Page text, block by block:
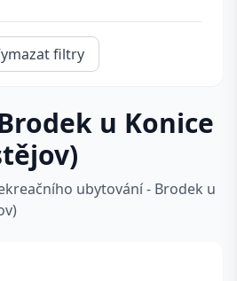
filtry
u Konice
ubytování - Brodek u